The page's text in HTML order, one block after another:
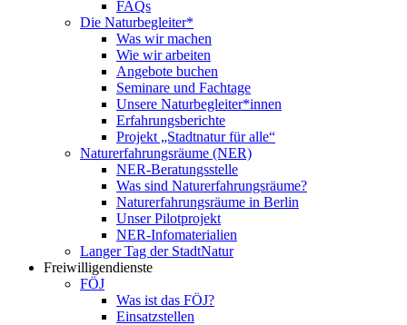
FAQs
Die Naturbegleiter*
Was wir machen
Wie wir arbeiten
Angebote buchen
Seminare und Fachtage
Unsere Naturbegleiter*innen
Erfahrungsberichte
Projekt „Stadtnatur für alle“
Naturerfahrungsräume (NER)
NER-Beratungsstelle
Was sind Naturerfahrungsräume?
Naturerfahrungsräume in Berlin
Unser Pilotprojekt
NER-Infomaterialien
Langer Tag der StadtNatur
Freiwilligendienste
FÖJ
Was ist das FÖJ?
Einsatzstellen